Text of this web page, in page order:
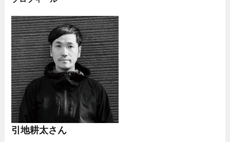
引地耕太さん